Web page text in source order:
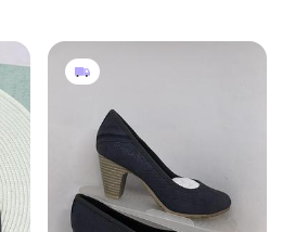
принтом под змеиную кожу
в серо- синих тонах,
damart, 5/38